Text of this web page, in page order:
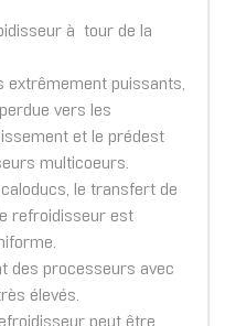
à tour de la
extrêmement puissants,
vers les
et le prédest
multicoeurs.
le transfert de
refroidisseur est
des processeurs avec
élevés.
peut être